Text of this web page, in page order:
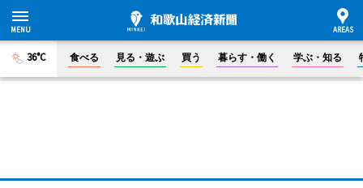
36°C 食べる 見る・遊ぶ 買う 暮らす・働く 学ぶ・知る